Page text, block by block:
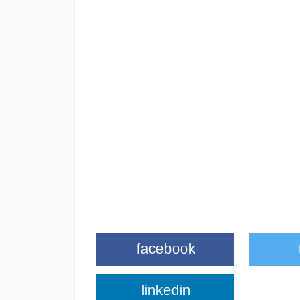
facebook
linkedin